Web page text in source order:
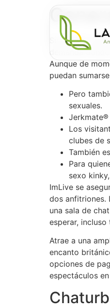
Su trabajo
demanda
Aunque de
puedan
Pero
sexuales.
Los
clubes de
También
Para
sexo
ImLive se
dos anfitriones.
una sala de
esperar,
Atrae a una
encanto
opciones de
espectáculos